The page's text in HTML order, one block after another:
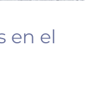
en el